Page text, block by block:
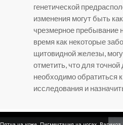
генетической
изменения могут быть
чрезмерное пребывание
время как некоторые
щитовидной железы,
отметить, что для
необходимо обратиться
исследования и